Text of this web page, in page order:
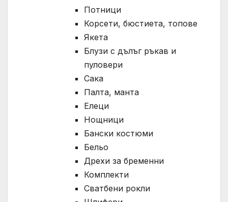
Потници
Корсети, бюстиета, топове
Якета
Блузи с дълъг ръкав и
пуловери
Сака
Палта, манта
Елеци
Нощници
Бански костюми
Бельо
Дрехи за бременни
Комплекти
Сватбени рокли